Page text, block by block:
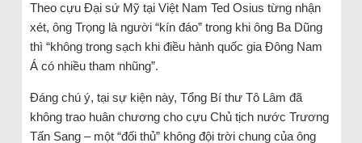
Theo cựu Đại sứ Mỹ tại Việt Nam Ted Osius từng nhận
xét, ông Trọng là người “kín đáo” trong khi ông Ba Dũng
thì “không trong sạch khi điều hành quốc gia Đông Nam
Á có nhiều tham nhũng”.
Đáng chú ý, tại sự kiện này, Tổng Bí thư Tô Lâm đã
không trao huân chương cho cựu Chủ tịch nước Trương
Tấn Sang – một “đối thủ” không đội trời chung của ông